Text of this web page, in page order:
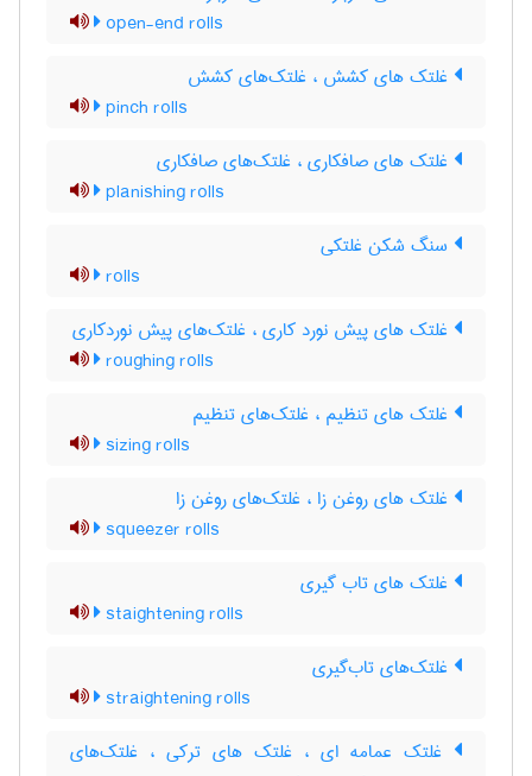
open-end rolls
غلتک های کشش ، غلتک‌های کشش
pinch rolls
غلتک های صافکاری ، غلتک‌های صافکاری
planishing rolls
سنگ شکن غلتکی
rolls
غلتک های پیش نورد کاری ، غلتک‌های پیش نوردکاری
roughing rolls
غلتک های تنظیم ، غلتک‌های تنظیم
sizing rolls
غلتک های روغن زا ، غلتک‌های روغن زا
squeezer rolls
غلتک های تاب گیری
staightening rolls
غلتک‌های تاب‌گیری
straightening rolls
غلتک عمامه ای ، غلتک های ترکی ، غلتک‌های